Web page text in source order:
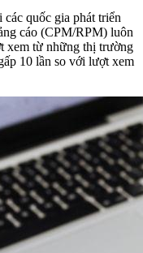
các quốc gia phát triển
cáo (CPM/RPM) luôn
xem từ những thị trường
10 lần so với lượt xem